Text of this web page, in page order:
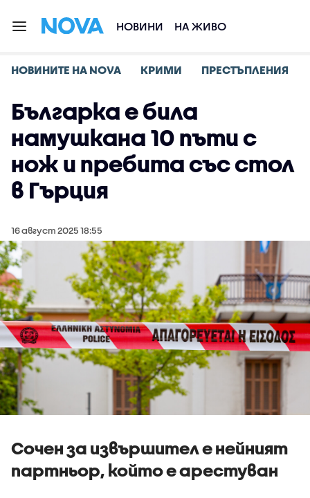
НОВИНИ НА ЖИВО
НОВИНИТЕ НА NOVA КРИМИ ПРЕСТЪПЛЕНИЯ
Българка е била
намушкана 10 пъти с
нож и пребита със стол
в Гърция
16 август 2025 18:55
Сочен за извършител е нейният
партньор, който е арестуван